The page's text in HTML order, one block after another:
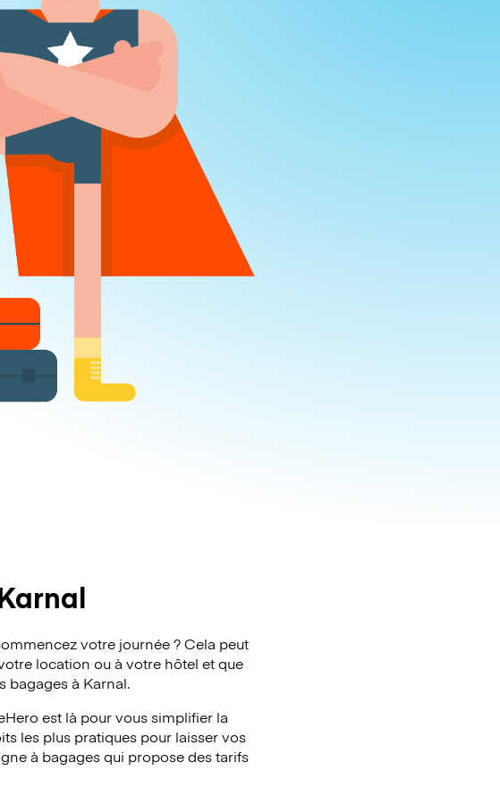
votre journée ? Cela peut
location ou à votre hôtel et que
bagages à Karnal.
est là pour vous simplifier la
les plus pratiques pour laisser vos
à bagages qui propose des tarifs